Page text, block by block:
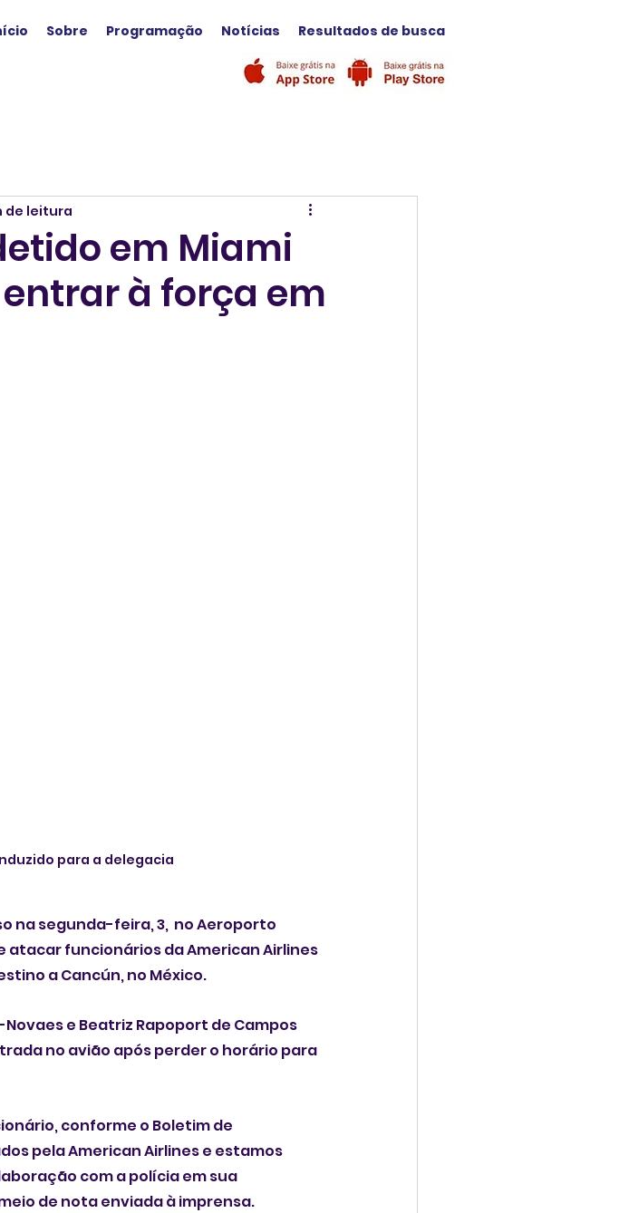
Sobre Programação Notícias Resultados de busca
em Miami
à força em
de leitura
para a delegacia
na segunda-feira, 3,  no Aeroporto
atacar funcionários da American Airlines
a Cancún, no México.
e Beatriz Rapoport de Campos
no avião após perder o horário para
conforme o Boletim de
pela American Airlines e estamos
com a polícia em sua
de nota enviada à imprensa.